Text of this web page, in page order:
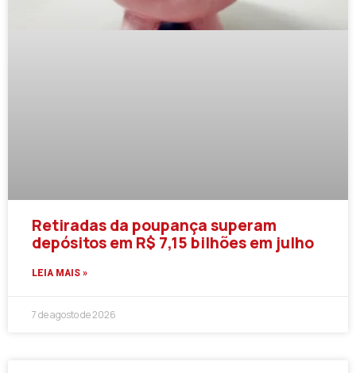
Retiradas da poupança superam
depósitos em R$ 7,15 bilhões em julho
LEIA MAIS »
7 de agosto de 2026